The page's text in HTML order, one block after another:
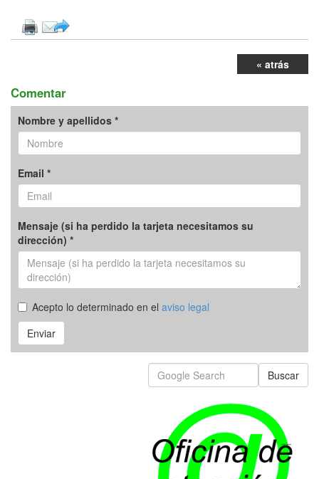
« atrás
Comentar
Nombre y apellidos *
Email *
Mensaje (si ha perdido la tarjeta necesitamos su
dirección) *
Acepto lo determinado en el aviso legal
Enviar
Buscar